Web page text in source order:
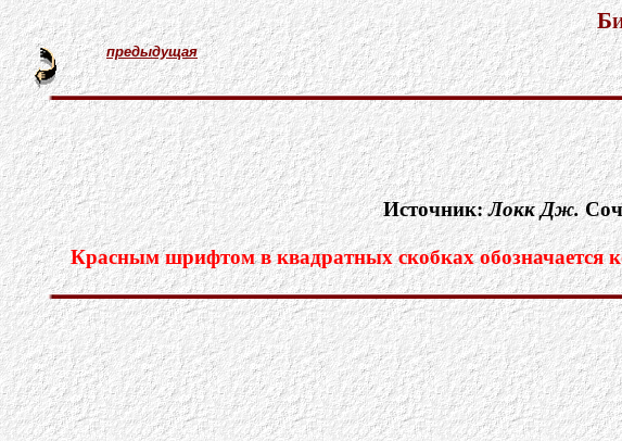
предыдущая
Источник:Локк Дж.
Красным шрифтом в квадратных скобках обозначается